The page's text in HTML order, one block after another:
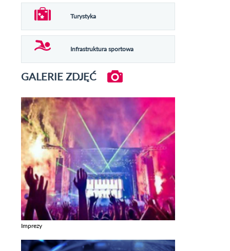
Turystyka
Infrastruktura sportowa
GALERIE ZDJĘĆ
Imprezy